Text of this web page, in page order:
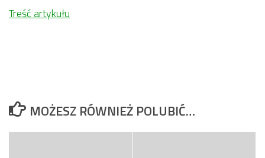
Treść artykułu
MOŻESZ RÓWNIEŻ POLUBIĆ…